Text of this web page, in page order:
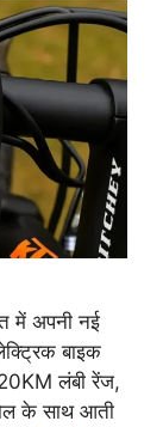
में अपनी नई
बाइक
लंबी रेंज,
के साथ आती